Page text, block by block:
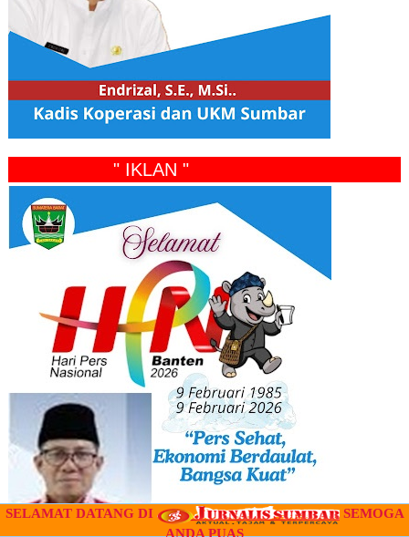
" IKLAN "
SELAMAT DATANG DI
SEMOGA
ANDA PUAS